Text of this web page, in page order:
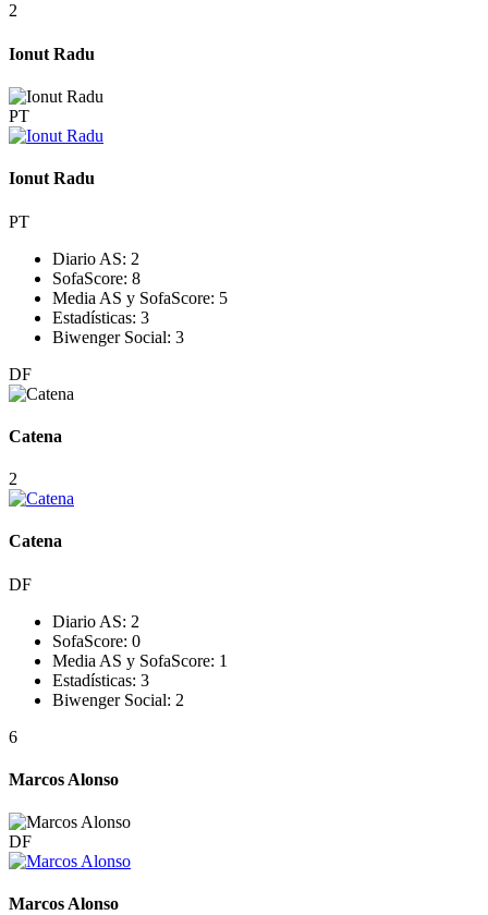
2
Ionut Radu
PT
Ionut Radu
PT
Diario AS: 2
SofaScore: 8
Media AS y SofaScore: 5
Estadísticas: 3
Biwenger Social: 3
DF
Catena
2
Catena
DF
Diario AS: 2
SofaScore: 0
Media AS y SofaScore: 1
Estadísticas: 3
Biwenger Social: 2
6
Marcos Alonso
DF
Marcos Alonso